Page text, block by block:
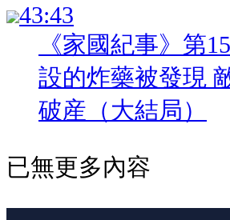
:
《家國紀事》第
設的炸藥被發現
破産（大結局）
已無更多內容